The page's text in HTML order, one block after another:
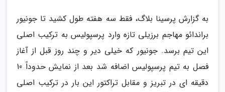
به گزارش پرسینا بلاگ، فقط سه هفته طول کشید تا جونیور
براندائو مهاجم برزیلی تازه وارد پرسپولیس به ترکیب اصلی
این تیم برسد. جونیور که خیلی دیر و چند روز قبل از آغاز
فصل به تیم پرسپولیس اضافه شد بعد از نمایش حدوداً 10
دقیقه ای در تبریز و مقابل تراکتور این بار در ترکیب اصلی